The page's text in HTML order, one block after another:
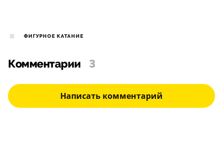
ФИГУРНОЕ КАТАНИЕ
Комментарии 3
Написать комментарий